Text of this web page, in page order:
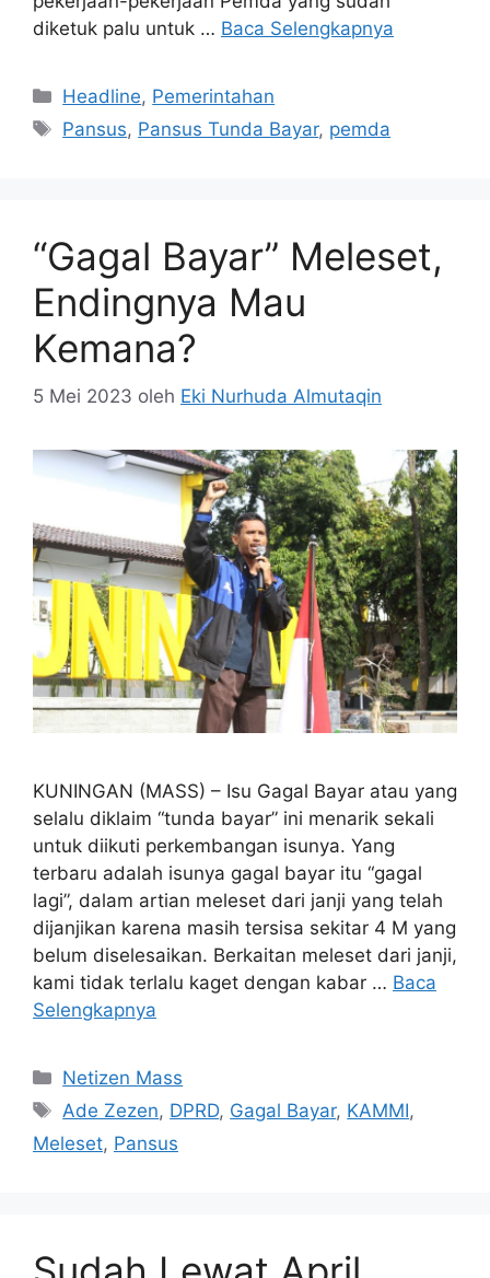
diketuk palu untuk … Baca Selengkapnya
Kategori
Headline, Pemerintahan
Tag
Pansus, Pansus Tunda Bayar, pemda
“Gagal Bayar” Meleset,
Endingnya Mau
Kemana?
5 Mei 2023 oleh Eki Nurhuda Almutaqin
KUNINGAN (MASS) – Isu Gagal Bayar atau yang
selalu diklaim “tunda bayar” ini menarik sekali
untuk diikuti perkembangan isunya. Yang
terbaru adalah isunya gagal bayar itu “gagal
lagi”, dalam artian meleset dari janji yang telah
dijanjikan karena masih tersisa sekitar 4 M yang
belum diselesaikan. Berkaitan meleset dari janji,
kami tidak terlalu kaget dengan kabar … Baca
Selengkapnya
Kategori
Netizen Mass
Tag
Ade Zezen, DPRD, Gagal Bayar, KAMMI,
Meleset, Pansus